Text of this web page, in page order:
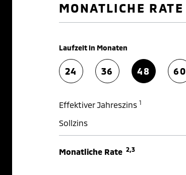
MONATLICHE RATE
Laufzeit in Monaten
24 36 48 60
Effektiver Jahreszins 1
Sollzins
Monatliche Rate 2,3